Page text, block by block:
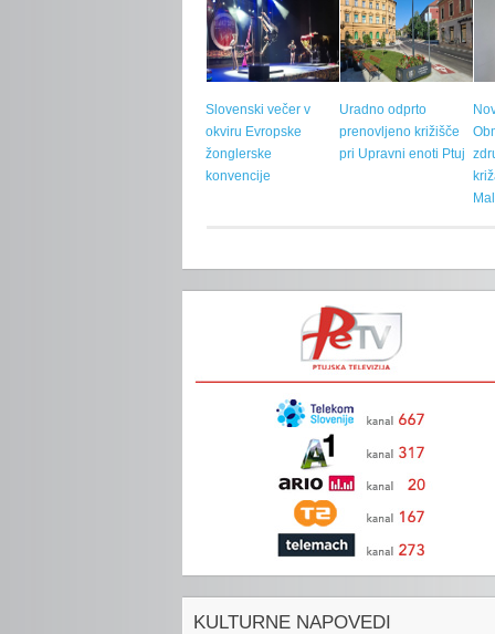
Slovenski večer v
okviru Evropske
žonglerske
konvencije
Uradno odprto
prenovljeno križišče
pri Upravni enoti Ptuj
KULTURNE NAPOVEDI